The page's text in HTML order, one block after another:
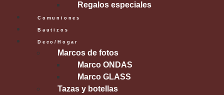
Regalos especiales
Comuniones
Bautizos
Deco/Hogar
Marcos de fotos
Marco ONDAS
Marco GLASS
Tazas y botellas